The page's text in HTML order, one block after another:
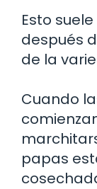
Esto
después
de la
Cuando
papas